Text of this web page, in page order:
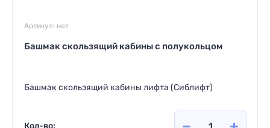
Артикул: нет
Башмак скользящий кабины с полукольцом
Башмак скользящий кабины лифта (Сиблифт)
Кол-во: